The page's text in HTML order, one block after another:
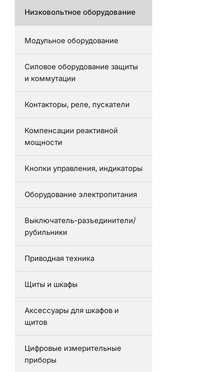
Низковольтное оборудование
Модульное оборудование
Силовое оборудование защиты
и коммутации
Контакторы, реле, пускатели
Компенсации реактивной
мощности
Кнопки управления, индикаторы
Оборудование электропитания
Выключатель-разъединители/
рубильники
Приводная техника
Щиты и шкафы
Аксессуары для шкафов и
щитов
Цифровые измерительные
приборы